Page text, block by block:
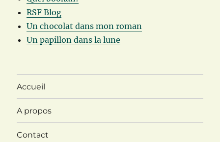
RSF Blog
Un chocolat dans mon roman
Un papillon dans la lune
Accueil
A propos
Contact